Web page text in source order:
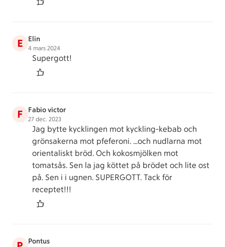
E Elin
4 mars 2024
Supergott!
F Fabio victor
27 dec. 2023
Jag bytte kycklingen mot kyckling-kebab och
grönsakerna mot pfeferoni. …och nudlarna mot
orientaliskt bröd. Och kokosmjölken mot
tomatsås. Sen la jag köttet på brödet och lite ost
på. Sen i i ugnen. SUPERGOTT. Tack för
receptet!!!
Pontus